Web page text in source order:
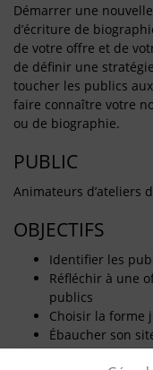
Démarrer une
d’écriture de
de votre offre et de
de définir une
toucher les publics
faire connaître votre
ou de biographie.
PUBLIC
Animateurs d’ateliers
OBJECTIFS
Identifier les
Réfléchir à une
publics
Choisir la forme
Ébaucher son
professionnelle